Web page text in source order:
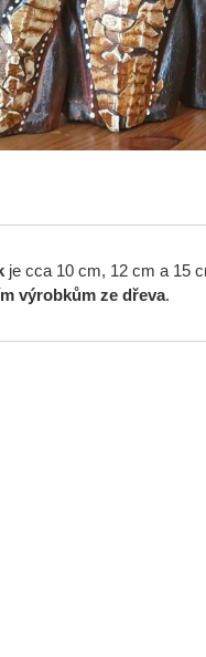
je cca 10 cm, 12 cm a 15
výrobkům ze dřeva.